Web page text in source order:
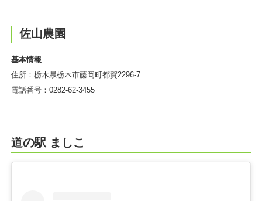
佐山農園
基本情報
住所：栃木県栃木市藤岡町都賀2296-7
電話番号：0282-62-3455
道の駅 ましこ